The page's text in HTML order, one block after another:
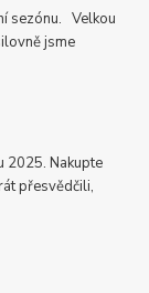
sezónu. Velkou
jsme
2025. Nakupte
přesvědčili,